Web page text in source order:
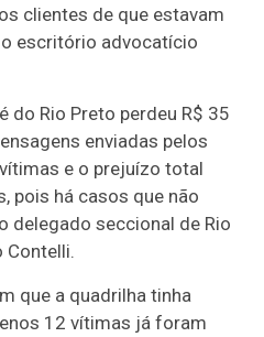
clientes de que estavam
escritório advocatício
do Rio Preto perdeu R$ 35
enviadas pelos
e o prejuízo total
pois há casos que não
delegado seccional de Rio
Contelli.
que a quadrilha tinha
12 vítimas já foram